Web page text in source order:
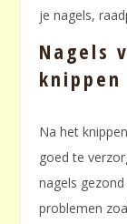
je nagels,
Nagels
knippen
Na het
goed te
nagels
problemen